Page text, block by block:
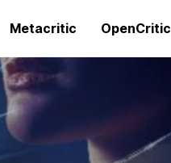
Metacritic OpenCritic